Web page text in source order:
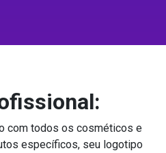
com todos os cosméticos e
específicos, seu logotipo